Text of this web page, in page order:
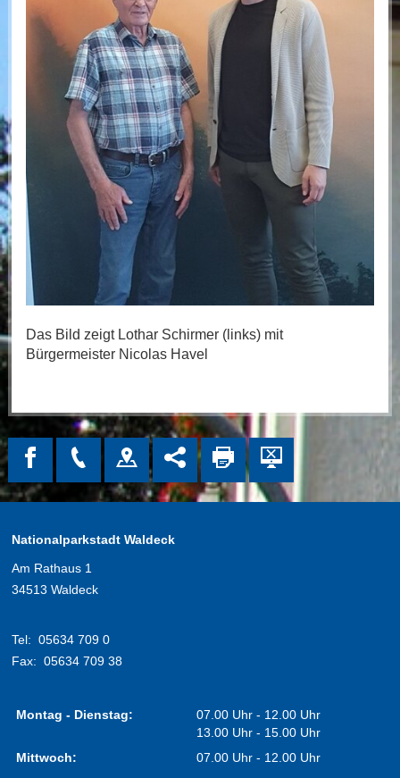
Das Bild zeigt Lothar Schirmer (links) mit
Bürgermeister Nicolas Havel
Nationalparkstadt Waldeck
Am Rathaus 1
34513 Waldeck
Tel: 05634 709 0
Fax: 05634 709 38
Montag - Dienstag:
07.00 Uhr - 12.00 Uhr
13.00 Uhr - 15.00 Uhr
Mittwoch:
07.00 Uhr - 12.00 Uhr